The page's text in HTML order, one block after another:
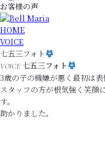
お客様の声
HOME
VOICE
七五三フォト
VOICE 七五三フォト
3歳の子の機嫌が悪く最初は
スタッフの方が根気強く笑顔
す。
助かりました。